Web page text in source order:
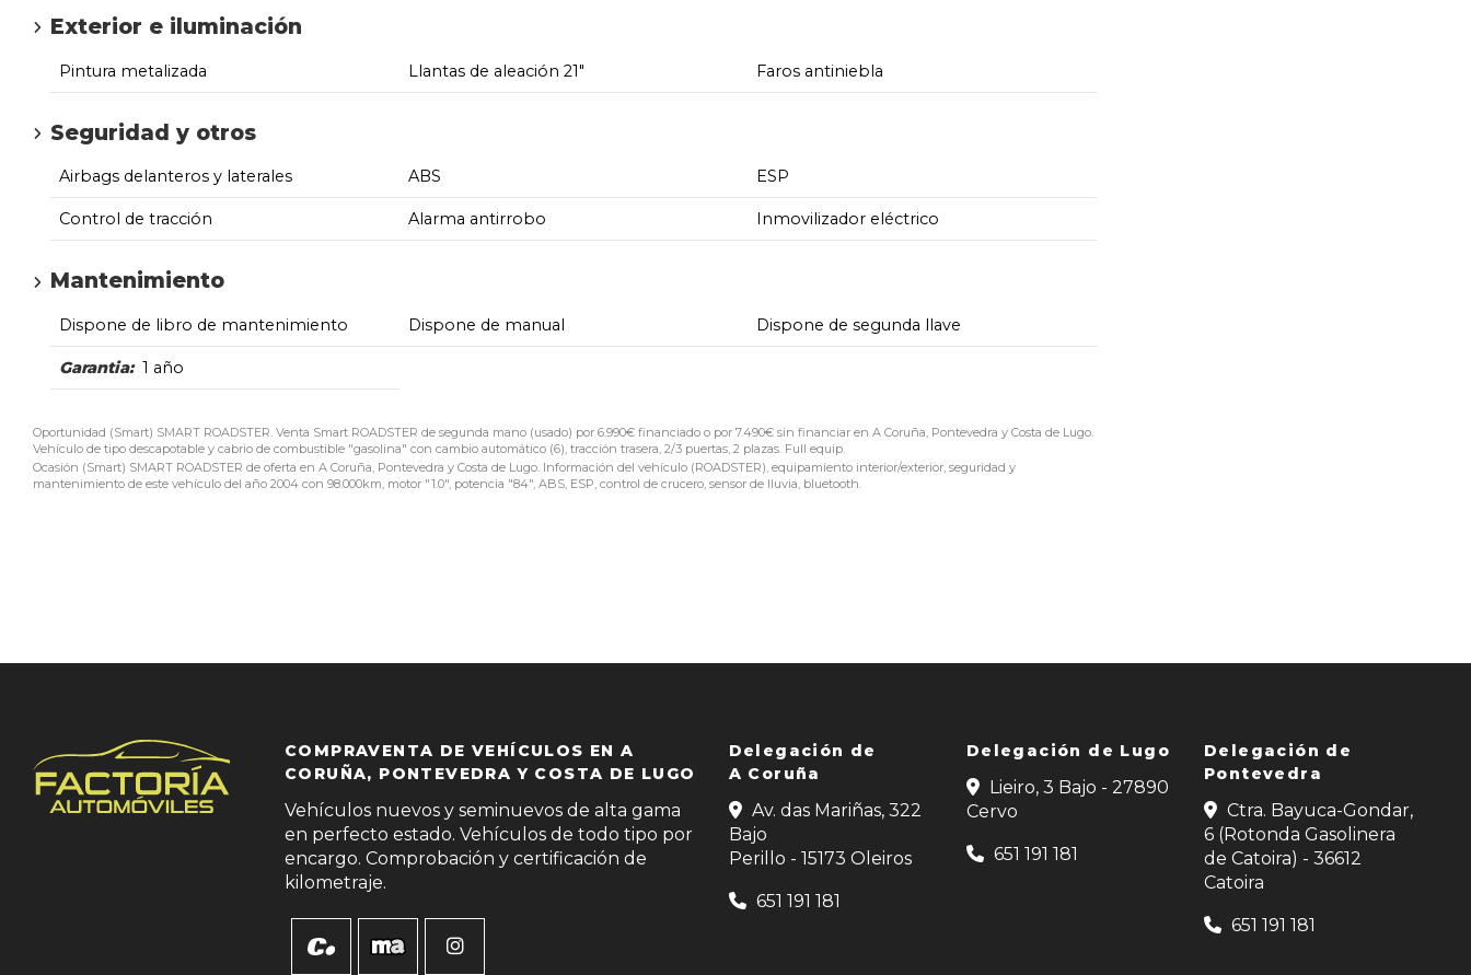
Exterior e iluminación
Pintura metalizada Llantas de aleación 21" Faros antiniebla
Seguridad y otros
Airbags delanteros y laterales ABS ESP
Control de tracción Alarma antirrobo Inmovilizador eléctrico
Mantenimiento
Dispone de libro de mantenimiento Dispone de manual Dispone de segunda llave
Garantia: 1 año
Oportunidad (Smart) SMART ROADSTER. Venta Smart ROADSTER de segunda mano (usado) por 6.990€ financiado o por 7.490€ sin financiar en A Coruña, Pontevedra y Costa de Lugo.
Vehículo de tipo descapotable y cabrio de combustible "gasolina" con cambio automático (6), tracción trasera, 2/3 puertas, 2 plazas. Full equip.
Ocasión (Smart) SMART ROADSTER de oferta en A Coruña, Pontevedra y Costa de Lugo. Información del vehículo (ROADSTER), equipamiento interior/exterior, seguridad y
mantenimiento de este vehículo del año 2004 con 98.000km, motor "1.0", potencia "84", ABS, ESP, control de crucero, sensor de lluvia, bluetooth.
COMPRAVENTA DE VEHÍCULOS EN A
CORUÑA, PONTEVEDRA Y COSTA DE LUGO
Vehículos nuevos y seminuevos de alta gama
en perfecto estado. Vehículos de todo tipo por
encargo. Comprobación y certificación de
kilometraje.
Delegación de
A Coruña
Av. das Mariñas, 322
Bajo
Perillo - 15173 Oleiros
651 191 181
Delegación de Lugo
Lieiro, 3 Bajo - 27890
Cervo
651 191 181
Delegación de
Pontevedra
Ctra. Bayuca-Gondar,
6 (Rotonda Gasolinera
de Catoira) - 36612
Catoira
651 191 181